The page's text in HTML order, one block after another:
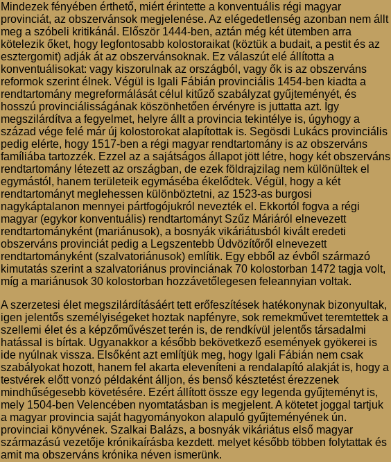
Mindezek fényében érthető, miért érintette a konventuális régi magyar
provinciát, az obszervánsok megjelenése. Az elégedetlenség azonban nem állt
meg a szóbeli kritikánál. Először 1444-ben, aztán még két ütemben arra
kötelezik őket, hogy legfontosabb kolostoraikat (köztük a budait, a pestit és az
esztergomit) adják át az obszervánsoknak. Ez válaszút elé állította a
konventuálisokat: vagy kiszorulnak az országból, vagy ők is az obszerváns
reformok szerint élnek. Végül is Igali Fábián provinciális 1454-ben kiadta a
rendtartomány megreformálását célul kitűző szabályzat gyűjteményét, és
hosszú provinciálisságának köszönhetően érvényre is juttatta azt. Így
megszilárdítva a fegyelmet, helyre állt a provincia tekintélye is, úgyhogy a
század vége felé már új kolostorokat alapítottak is. Segösdi Lukács provinciális
pedig elérte, hogy 1517-ben a régi magyar rendtartomány is az obszerváns
famíliába tartozzék. Ezzel az a sajátságos állapot jött létre, hogy két obszerváns
rendtartomány létezett az országban, de ezek földrajzilag nem különültek el
egymástól, hanem területeik egymáséba ékelődtek. Végül, hogy a két
rendtartományt meglehessen különböztetni, az 1523-as burgosi
nagykáptalanon mennyei pártfogójukról nevezték el. Ekkortól fogva a régi
magyar (egykor konventuális) rendtartományt Szűz Máriáról elnevezett
rendtartományként (mariánusok), a bosnyák vikáriátusból kivált eredeti
obszerváns provinciát pedig a Legszentebb Üdvözítőről elnevezett
rendtartományként (szalvatoriánusok) említik. Egy ebből az évből származó
kimutatás szerint a szalvatoriánus provinciának 70 kolostorban 1472 tagja volt,
míg a mariánusok 30 kolostorban hozzávetőlegesen feleannyian voltak.
A szerzetesi élet megszilárdításáért tett erőfeszítések hatékonynak bizonyultak,
igen jelentős személyiségeket hoztak napfényre, sok remekművet teremtettek a
szellemi élet és a képzőművészet terén is, de rendkívül jelentős társadalmi
hatással is bírtak. Ugyanakkor a később bekövetkező események gyökerei is
ide nyúlnak vissza. Elsőként azt említjük meg, hogy Igali Fábián nem csak
szabályokat hozott, hanem fel akarta eleveníteni a rendalapító alakját is, hogy a
testvérek előtt vonzó példaként álljon, és benső késztetést érezzenek
mindhűségesebb követésére. Ezért állított össze egy legenda gyűjteményt is,
mely 1504-ben Velencében nyomtatásban is megjelent. A kötetet joggal tartjuk
a magyar provincia saját hagyományokon alapuló gyűjteményének ún.
provinciai könyvének. Szalkai Balázs, a bosnyák vikáriátus első magyar
származású vezetője krónikaírásba kezdett. melyet később többen folytattak és
amit ma obszerváns krónika néven ismerünk.